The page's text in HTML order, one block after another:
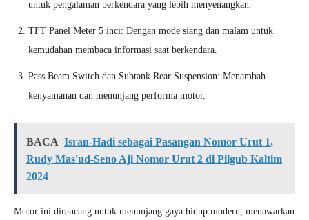
untuk pengalaman berkendara yang lebih menyenangkan.
TFT Panel Meter 5 inci: Dengan mode siang dan malam untuk
kemudahan membaca informasi saat berkendara.
Pass Beam Switch dan Subtank Rear Suspension: Menambah
kenyamanan dan menunjang performa motor.
BACA Isran-Hadi sebagai Pasangan Nomor Urut 1,
Rudy Mas'ud-Seno Aji Nomor Urut 2 di Pilgub Kaltim
2024
Motor ini dirancang untuk menunjang gaya hidup modern, menawarkan